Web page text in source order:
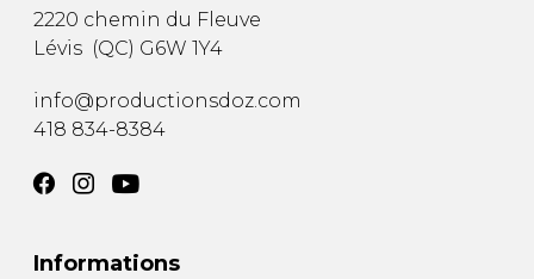
2220 chemin du Fleuve
Lévis (QC) G6W 1Y4
info@productionsdoz.com
418 834-8384
Informations